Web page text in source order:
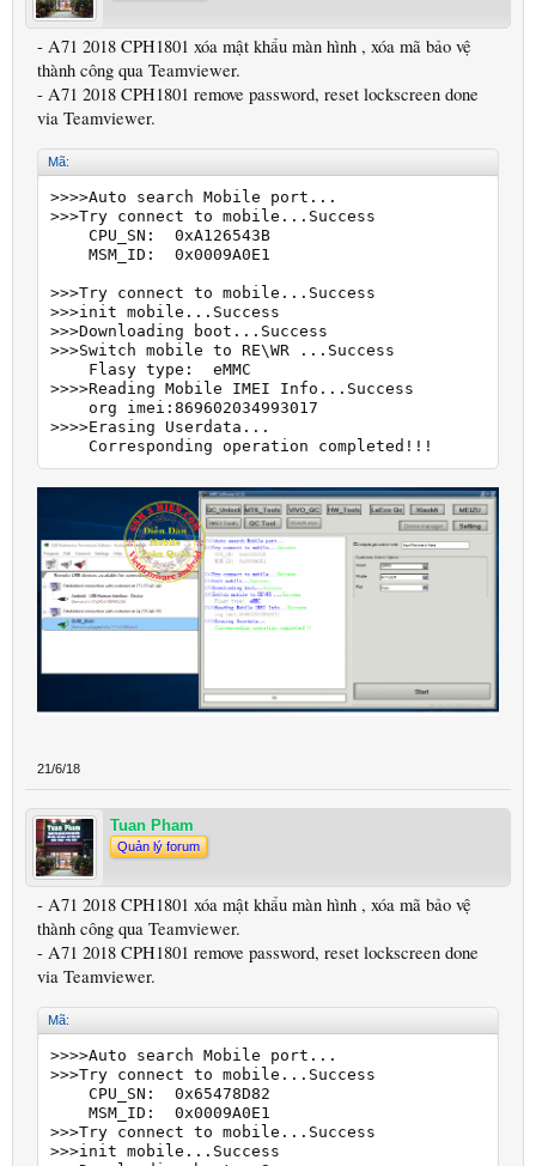
- A71 2018 CPH1801 xóa mật khẩu màn hình , xóa mã bảo vệ
thành công qua Teamviewer.
- A71 2018 CPH1801 remove password, reset lockscreen done
via Teamviewer.
Mã:
>>>>Auto search Mobile port...
>>>Try connect to mobile...Success
    CPU_SN:  0xA126543B
    MSM_ID:  0x0009A0E1
>>>Try connect to mobile...Success
>>>init mobile...Success
>>>Downloading boot...Success
>>>Switch mobile to RE\WR ...Success
    Flasy type:  eMMC
>>>>Reading Mobile IMEI Info...Success
    org imei:869602034993017
>>>>Erasing Userdata...
    Corresponding operation completed!!!
21/6/18
Tuan Pham
Quản lý forum
- A71 2018 CPH1801 xóa mật khẩu màn hình , xóa mã bảo vệ
thành công qua Teamviewer.
- A71 2018 CPH1801 remove password, reset lockscreen done
via Teamviewer.
Mã:
>>>>Auto search Mobile port...
>>>Try connect to mobile...Success
    CPU_SN:  0x65478D82
    MSM_ID:  0x0009A0E1
>>>Try connect to mobile...Success
>>>init mobile...Success